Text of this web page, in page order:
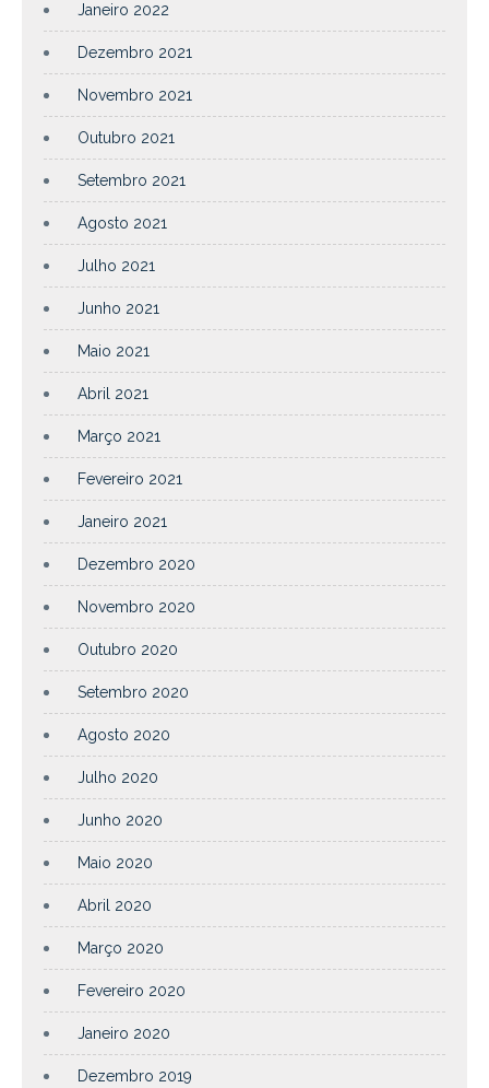
Janeiro 2022
Dezembro 2021
Novembro 2021
Outubro 2021
Setembro 2021
Agosto 2021
Julho 2021
Junho 2021
Maio 2021
Abril 2021
Março 2021
Fevereiro 2021
Janeiro 2021
Dezembro 2020
Novembro 2020
Outubro 2020
Setembro 2020
Agosto 2020
Julho 2020
Junho 2020
Maio 2020
Abril 2020
Março 2020
Fevereiro 2020
Janeiro 2020
Dezembro 2019